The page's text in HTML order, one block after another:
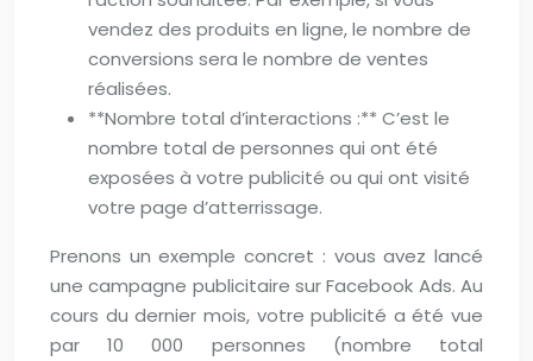
vendez des produits en ligne, le nombre de
conversions sera le nombre de ventes
réalisées.
**Nombre total d’interactions :** C’est le
nombre total de personnes qui ont été
exposées à votre publicité ou qui ont visité
votre page d’atterrissage.
Prenons un exemple concret : vous avez lancé
une campagne publicitaire sur Facebook Ads. Au
cours du dernier mois, votre publicité a été vue
par 10 000 personnes (nombre total